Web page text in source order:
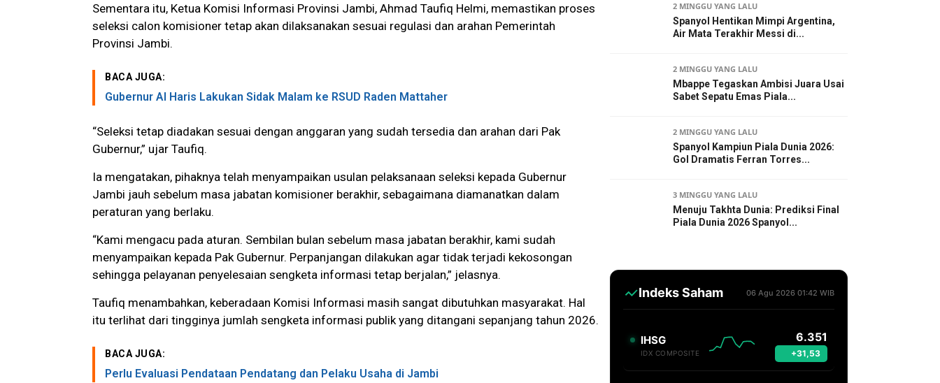
Sementara itu, Ketua Komisi Informasi Provinsi Jambi, Ahmad Taufiq Helmi, memastikan proses
seleksi calon komisioner tetap akan dilaksanakan sesuai regulasi dan arahan Pemerintah
Provinsi Jambi.
BACA JUGA:
Gubernur Al Haris Lakukan Sidak Malam ke RSUD Raden Mattaher
“Seleksi tetap diadakan sesuai dengan anggaran yang sudah tersedia dan arahan dari Pak
Gubernur,” ujar Taufiq.
Ia mengatakan, pihaknya telah menyampaikan usulan pelaksanaan seleksi kepada Gubernur
Jambi jauh sebelum masa jabatan komisioner berakhir, sebagaimana diamanatkan dalam
peraturan yang berlaku.
“Kami mengacu pada aturan. Sembilan bulan sebelum masa jabatan berakhir, kami sudah
menyampaikan kepada Pak Gubernur. Perpanjangan dilakukan agar tidak terjadi kekosongan
sehingga pelayanan penyelesaian sengketa informasi tetap berjalan,” jelasnya.
Taufiq menambahkan, keberadaan Komisi Informasi masih sangat dibutuhkan masyarakat. Hal
itu terlihat dari tingginya jumlah sengketa informasi publik yang ditangani sepanjang tahun 2026.
BACA JUGA:
Perlu Evaluasi Pendataan Pendatang dan Pelaku Usaha di Jambi
2 MINGGU YANG LALU
Spanyol Hentikan Mimpi Argentina,
Air Mata Terakhir Messi di...
2 MINGGU YANG LALU
Mbappe Tegaskan Ambisi Juara Usai
Sabet Sepatu Emas Piala...
2 MINGGU YANG LALU
Spanyol Kampiun Piala Dunia 2026:
Gol Dramatis Ferran Torres...
3 MINGGU YANG LALU
Menuju Takhta Dunia: Prediksi Final
Piala Dunia 2026 Spanyol...
Indeks Saham 06 Agu 2026 01:42 WIB
IHSG
IDX COMPOSITE
6.351
+31,53